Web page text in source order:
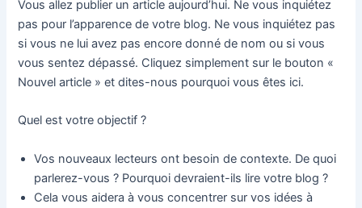
Vous allez publier un article aujourd’hui. Ne vous inquiétez
pas pour l’apparence de votre blog. Ne vous inquiétez pas
si vous ne lui avez pas encore donné de nom ou si vous
vous sentez dépassé. Cliquez simplement sur le bouton «
Nouvel article » et dites-nous pourquoi vous êtes ici.
Quel est votre objectif ?
Vos nouveaux lecteurs ont besoin de contexte. De quoi
parlerez-vous ? Pourquoi devraient-ils lire votre blog ?
Cela vous aidera à vous concentrer sur vos idées à